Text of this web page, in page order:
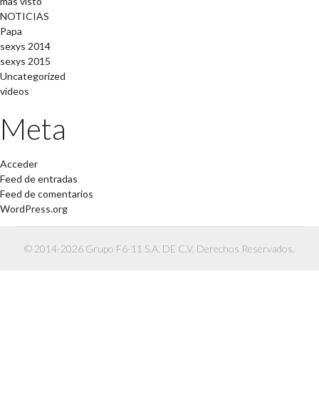
NOTICIAS
Papa
sexys 2014
sexys 2015
Uncategorized
videos
Meta
Acceder
Feed de entradas
Feed de comentarios
WordPress.org
© 2014-2026 Grupo F6-11 S.A. DE C.V. Derechos Reservados.